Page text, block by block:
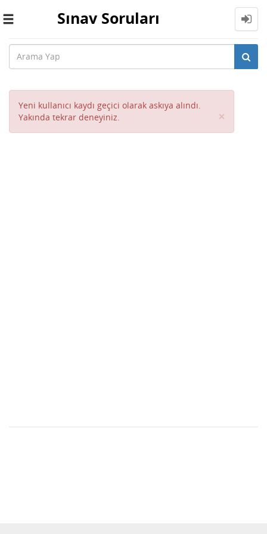
Toggle
Sınav Soruları
Yeni kullanıcı kaydı geçici olarak askıya alındı.
Yakında tekrar deneyiniz.
×